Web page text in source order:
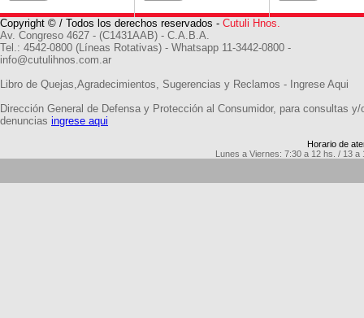
Copyright © / Todos los derechos reservados - Cutuli Hnos.
Av. Congreso 4627 - (C1431AAB) - C.A.B.A.
Tel.: 4542-0800 (Líneas Rotativas) - Whatsapp 11-3442-0800 -
info@cutulihnos.com.ar
Libro de Quejas,Agradecimientos, Sugerencias y Reclamos - Ingrese Aqui
Dirección General de Defensa y Protección al Consumidor, para consultas y/
denuncias ingrese aqui
Horario de
Lunes a Viernes: 7:30 a 12 hs. / 13 a